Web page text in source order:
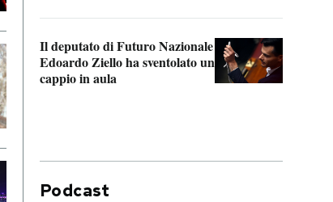
Il deputato di Futuro Nazionale
Edoardo Ziello ha sventolato un
cappio in aula
Podcast